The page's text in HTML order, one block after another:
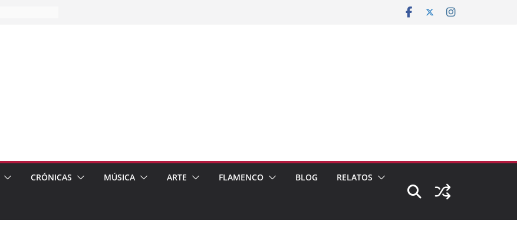
CRÓNICAS MÚSICA ARTE FLAMENCO BLOG RELATOS